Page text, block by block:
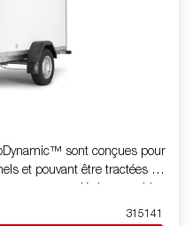
sont conçues pour
remorque légère capable
La remorque offre
315141